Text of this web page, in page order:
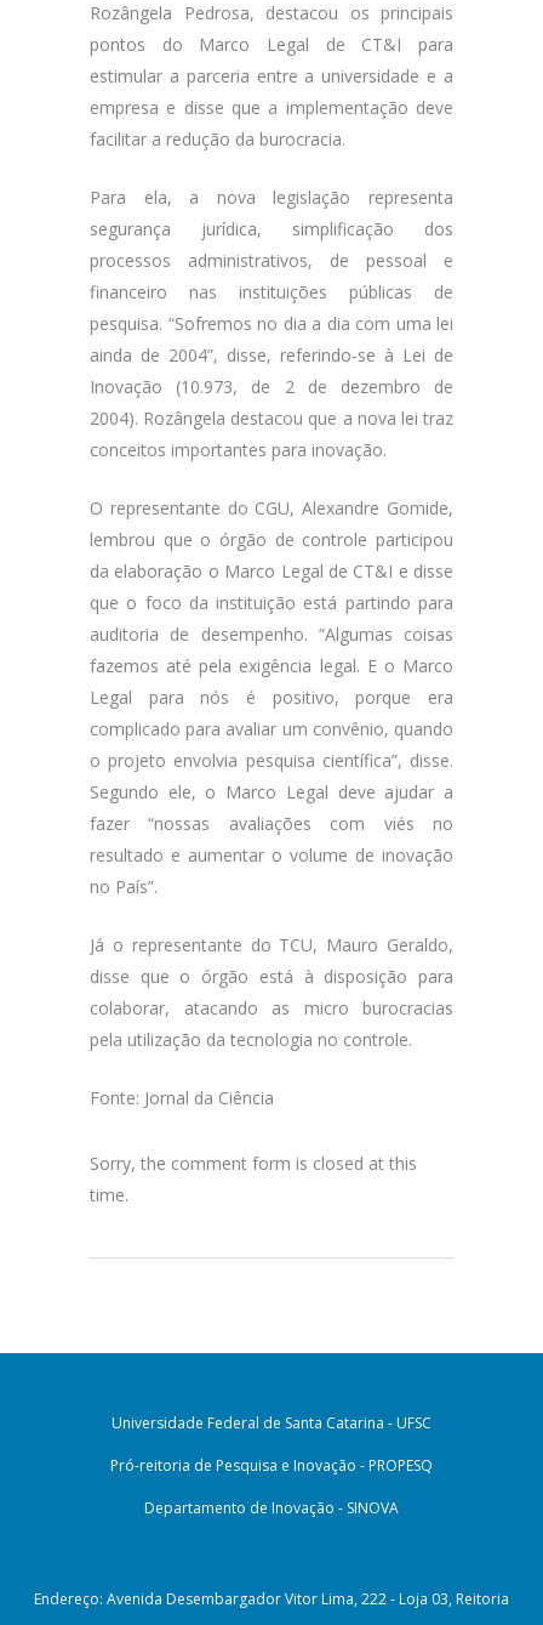
Rozângela Pedrosa, destacou os principais
pontos do Marco Legal de CT&I para
estimular a parceria entre a universidade e a
empresa e disse que a implementação deve
facilitar a redução da burocracia.
Para ela, a nova legislação representa
segurança jurídica, simplificação dos
processos administrativos, de pessoal e
financeiro nas instituições públicas de
pesquisa. “Sofremos no dia a dia com uma lei
ainda de 2004”, disse, referindo-se à Lei de
Inovação (10.973, de 2 de dezembro de
2004). Rozângela destacou que a nova lei traz
conceitos importantes para inovação.
O representante do CGU, Alexandre Gomide,
lembrou que o órgão de controle participou
da elaboração o Marco Legal de CT&I e disse
que o foco da instituição está partindo para
auditoria de desempenho. “Algumas coisas
fazemos até pela exigência legal. E o Marco
Legal para nós é positivo, porque era
complicado para avaliar um convênio, quando
o projeto envolvia pesquisa científica”, disse.
Segundo ele, o Marco Legal deve ajudar a
fazer “nossas avaliações com viés no
resultado e aumentar o volume de inovação
no País”.
Já o representante do TCU, Mauro Geraldo,
disse que o órgão está à disposição para
colaborar, atacando as micro burocracias
pela utilização da tecnologia no controle.
Fonte: Jornal da Ciência
Sorry, the comment form is closed at this
time.
Universidade Federal de Santa Catarina - UFSC
Pró-reitoria de Pesquisa e Inovação - PROPESQ
Departamento de Inovação - SINOVA
Endereço: Avenida Desembargador Vitor Lima, 222 - Loja 03, Reitoria